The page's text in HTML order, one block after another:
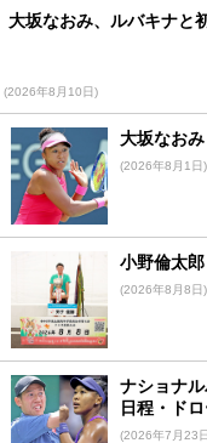
大坂なおみ、ルバキナと
(2026年8月10日)
大坂なお
(2026年8月1日)
小野倫太
(2026年8月8日)
ナショナ
日程・ドロ
(2026年7月23